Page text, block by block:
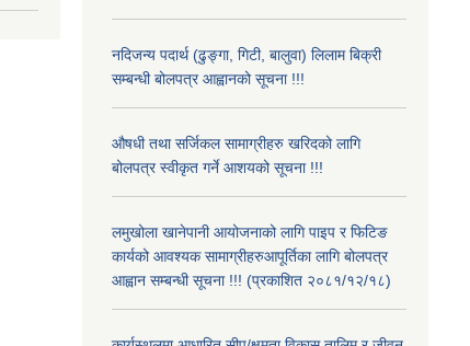
नदिजन्य पदार्थ (ढुङ्गा, गिटी, बालुवा) लिलाम बिक्री
सम्बन्धी बोलपत्र आह्वानको सूचना !!!
औषधी तथा सर्जिकल सामाग्रीहरु खरिदको लागि
बोलपत्र स्वीकृत गर्ने आशयको सूचना !!!
लमुखोला खानेपानी आयोजनाको लागि पाइप र फिटिङ
कार्यको आवश्यक सामाग्रीहरुआपूर्तिका लागि बोलपत्र
आह्वान सम्बन्धी सूचना !!! (प्रकाशित २०८१/१२/१८)